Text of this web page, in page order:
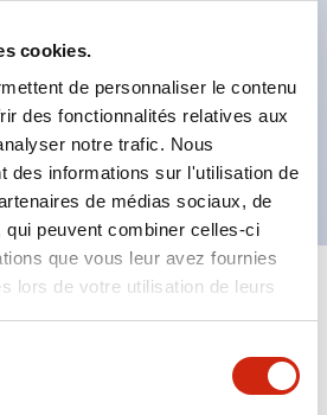
cookies.
de personnaliser le contenu
des fonctionnalités relatives aux
notre trafic. Nous
des informations sur l'utilisation de
de médias sociaux, de
qui peuvent combiner celles-ci
que vous leur avez fournies
lors de votre utilisation de leurs
possible
avec clé adopte une
à cylindre haute sécurité
est IP65 (IEC60529)